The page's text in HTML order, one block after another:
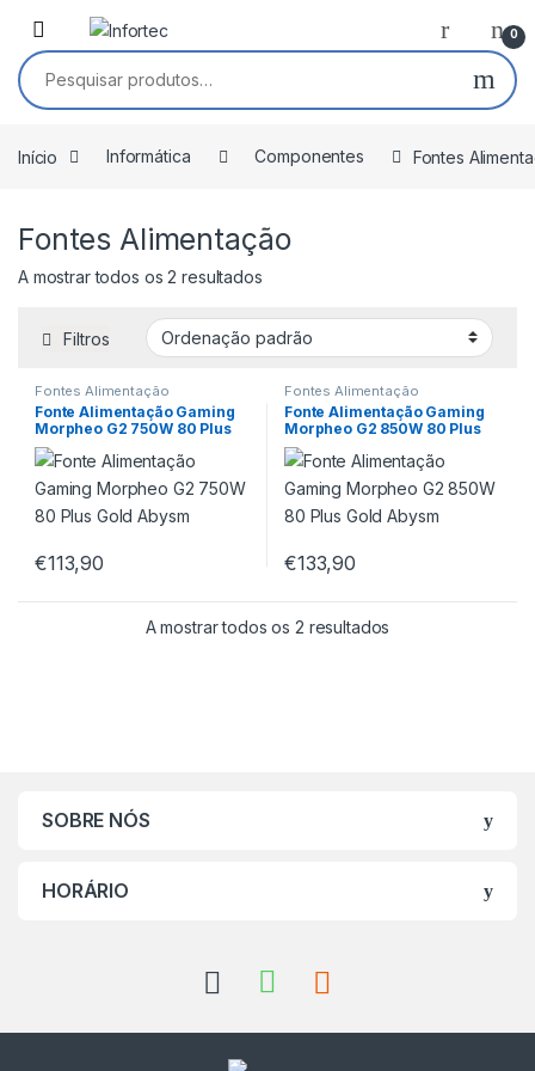
Saltar para navegação
Pular para o conteúdo
0
Pesquisar por:
Início Informática Componentes Fontes
Fontes Alimentação
A mostrar todos os 2 resultados
Filtros
Fontes Alimentação
Fonte Alimentação Gaming
Morpheo G2 750W 80 Plus
Gold Abysm
€113,90
Fontes Alimentação
Fonte Alimentação Gaming
Morpheo G2 850W 80 Plus
Gold Abysm
€133,90
A mostrar todos os 2 resultados
SOBRE NÓS
HORÁRIO